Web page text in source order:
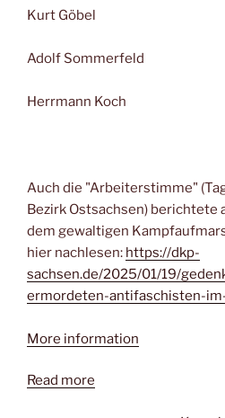
Kurt Göbel
Adolf Sommerfeld
Herrmann Koch
Auch die "Arbeiterstimme"
Bezirk Ostsachsen) berichtete
dem gewaltigen
hier nachlesen: https://dkp-
sachsen.de/2025/01/19/
ermordeten-antifaschisten-
More information
Read more